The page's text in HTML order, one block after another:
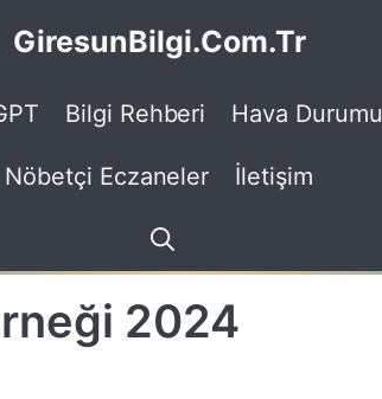
GiresunBilgi.Com.Tr
Bilgi Rehberi Hava Durumu
Nöbetçi Eczaneler İletişim
2024